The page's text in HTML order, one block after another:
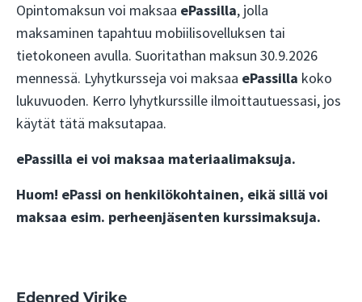
Opintomaksun voi maksaa ePassilla, jolla
maksaminen tapahtuu mobiilisovelluksen tai
tietokoneen avulla. Suoritathan maksun 30.9.2026
mennessä. Lyhytkursseja voi maksaa ePassilla koko
lukuvuoden. Kerro lyhytkurssille ilmoittautuessasi, jos
käytät tätä maksutapaa.
ePassilla ei voi maksaa materiaalimaksuja.
Huom! ePassi on henkilökohtainen, eikä sillä voi
maksaa esim. perheenjäsenten kurssimaksuja.
Edenred Virike